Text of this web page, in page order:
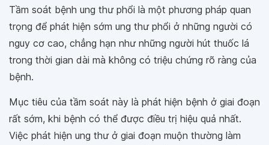
Tầm soát bệnh ung thư phổi là một phương pháp quan
trọng để phát hiện sớm ung thư phổi ở những người có
nguy cơ cao, chẳng hạn như những người hút thuốc lá
trong thời gian dài mà không có triệu chứng rõ ràng của
bệnh.
Mục tiêu của tầm soát này là phát hiện bệnh ở giai đoạn
rất sớm, khi bệnh có thể được điều trị hiệu quả nhất.
Việc phát hiện ung thư ở giai đoạn muộn thường làm